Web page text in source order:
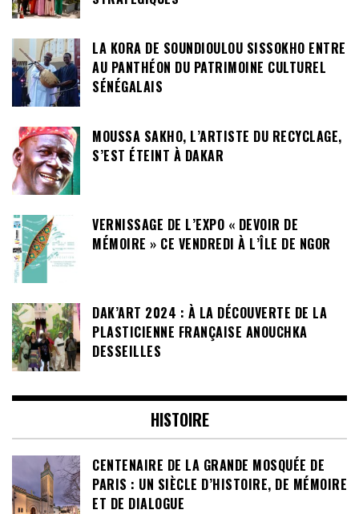
LA KORA DE SOUNDIOULOU SISSOKHO ENTRE
AU PANTHÉON DU PATRIMOINE CULTUREL
SÉNÉGALAIS
MOUSSA SAKHO, L’ARTISTE DU RECYCLAGE,
S’EST ÉTEINT À DAKAR
VERNISSAGE DE L’EXPO « DEVOIR DE
MÉMOIRE » CE VENDREDI À L’ÎLE DE NGOR
DAK’ART 2024 : À LA DÉCOUVERTE DE LA
PLASTICIENNE FRANÇAISE ANOUCHKA
DESSEILLES
HISTOIRE
CENTENAIRE DE LA GRANDE MOSQUÉE DE
PARIS : UN SIÈCLE D’HISTOIRE, DE MÉMOIRE
ET DE DIALOGUE